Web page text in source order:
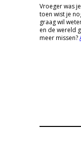
Vroeger was
toen wist je
graag wil
en de wereld
meer missen?